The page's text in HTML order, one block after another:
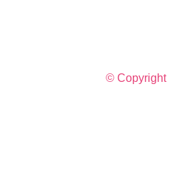
© Copyright